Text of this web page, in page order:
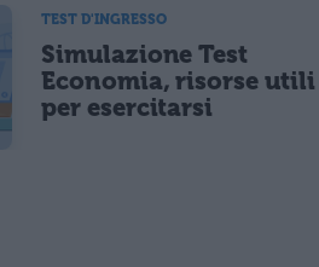
TEST D'INGRESSO
Simulazione Test
Economia, risorse utili
per esercitarsi